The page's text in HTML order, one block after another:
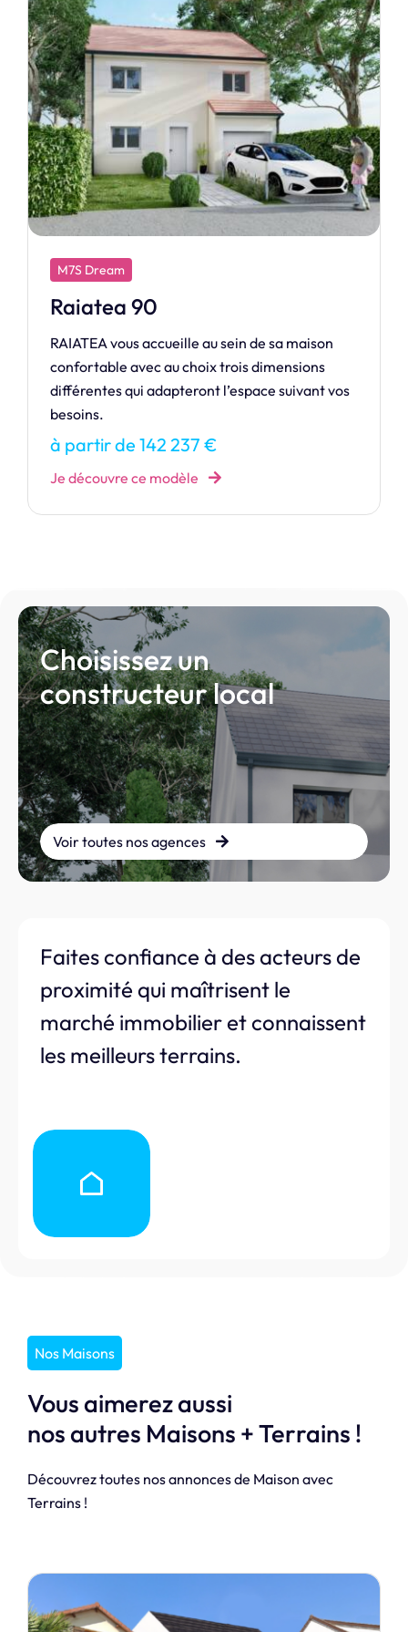
M7S Exclusive
Eminence
Véritable Best-seller, l'Eminence sait allier
espace, luminosité et savoir vivre !
à partir de 157 146 €
Choisissez un
constructeur local
Voir toutes nos agences
Faites confiance à des acteurs de
proximité qui maîtrisent le
marché immobilier et connaissent
les meilleurs terrains.
Nos Maisons
Vous aimerez aussi
nos autres Maisons + Terrains !
Découvrez toutes nos annonces de Maison avec
Terrains !